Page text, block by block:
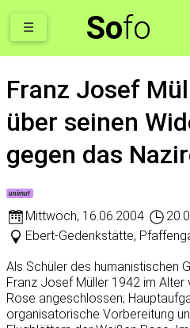
Sofo
☰
Franz Josef
über seinen
gegen das
unimut
Mittwoch, 16.06.2004
Ebert-Gedenkstätte,
Als Schüler des humanistischen
Franz Josef Müller 1942 im
Rose angeschlossen;
organisatorische Vorbereitung